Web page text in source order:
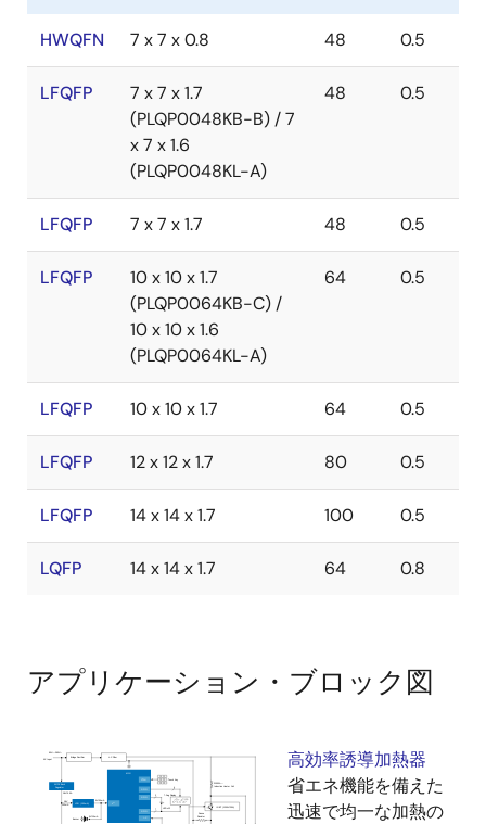
HWQFN 7 x 7 x 0.8 48 0.5
LFQFP
7 x 7 x 1.7
(PLQP0048KB-B) / 7
x 7 x 1.6
(PLQP0048KL-A)
48 0.5
LFQFP 7 x 7 x 1.7 48 0.5
LFQFP
10 x 10 x 1.7
(PLQP0064KB-C) /
10 x 10 x 1.6
(PLQP0064KL-A)
64 0.5
LFQFP 10 x 10 x 1.7 64 0.5
LFQFP 12 x 12 x 1.7 80 0.5
LFQFP 14 x 14 x 1.7 100 0.5
LQFP 14 x 14 x 1.7 64 0.8
アプリケーション・ブロック図
高効率誘導加熱器
省エネ機能を備えた
迅速で均一な加熱の